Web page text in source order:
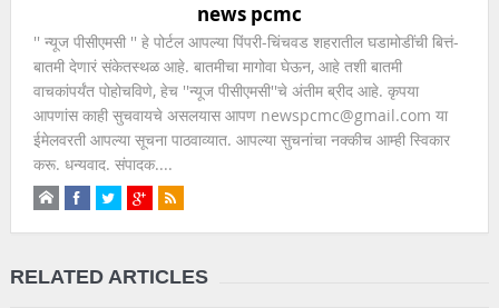
news pcmc
'' न्यूज पीसीएमसी '' हे पोर्टल आपल्या पिंपरी-चिंचवड शहरातील घडामोडींची बित्तं-
बातमी देणारं संकेतस्थळ आहे. बातमीचा मागोवा घेऊन, आहे तशी बातमी
वाचकांपर्यंत पोहोचविणे, हेच ''न्यूज पीसीएमसी''चे अंतीम ब्रीद आहे. कृपया
आपणांस काही सुचवायचे असलयास आपण newspcmc@gmail.com या
ईमेलवरती आपल्या सूचना पाठवाव्यात. आपल्या सुचनांचा नक्कीच आम्ही स्विकार
करू. धन्यवाद. संपादक....
RELATED ARTICLES